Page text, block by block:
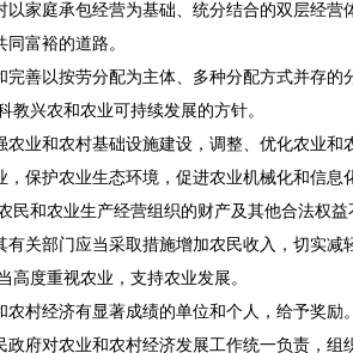
庭承包经营为基础、统分结合的双层经营
富裕的道路。
善以按劳分配为主体、多种分配方式并存的
兴农和农业可持续发展的方针。
和农村基础设施建设，调整、优化农业和
，保护农业生态环境，促进农业机械化和信息
和农业生产经营组织的财产及其他合法权益
关部门应当采取措施增加农民收入，切实减
度重视农业，支持农业发展。
村经济有显著成绩的单位和个人，给予奖励
对农业和农村经济发展工作统一负责，组